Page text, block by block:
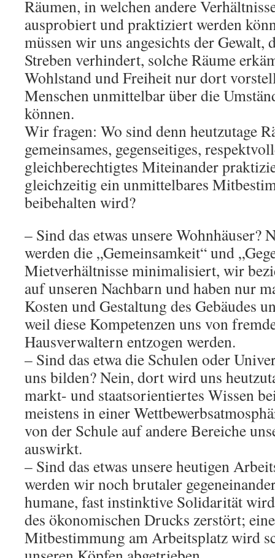
Räumen, in welchen andere
ausprobiert und praktiziert werden
müssen wir uns angesichts der Gewalt,
Streben verhindert, solche Räume
Wohlstand und Freiheit nur dort
Menschen unmittelbar über die
können.
Wir fragen: Wo sind denn heutzutage
gemeinsames, gegenseitiges,
gleichberechtigtes Miteinander
gleichzeitig ein unmittelbares
beibehalten wird?
– Sind das etwas unsere Wohnhäuser?
werden die „Gemeinsamkeit“ und
Mietverhältnisse minimalisiert, wir
auf unseren Nachbarn und haben nur
Kosten und Gestaltung des Gebäudes
weil diese Kompetenzen uns von
Hausverwaltern entzogen werden.
– Sind das etwa die Schulen oder
uns bilden? Nein, dort wird uns
markt- und staatsorientiertes Wissen
meistens in einer
von der Schule auf andere Bereiche
auswirkt.
– Sind das etwas unsere heutigen
werden wir noch brutaler
humane, fast instinktive Solidarität
des ökonomischen Drucks zerstört;
Mitbestimmung am Arbeitsplatz wird